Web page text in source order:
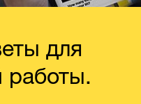
для
работы.